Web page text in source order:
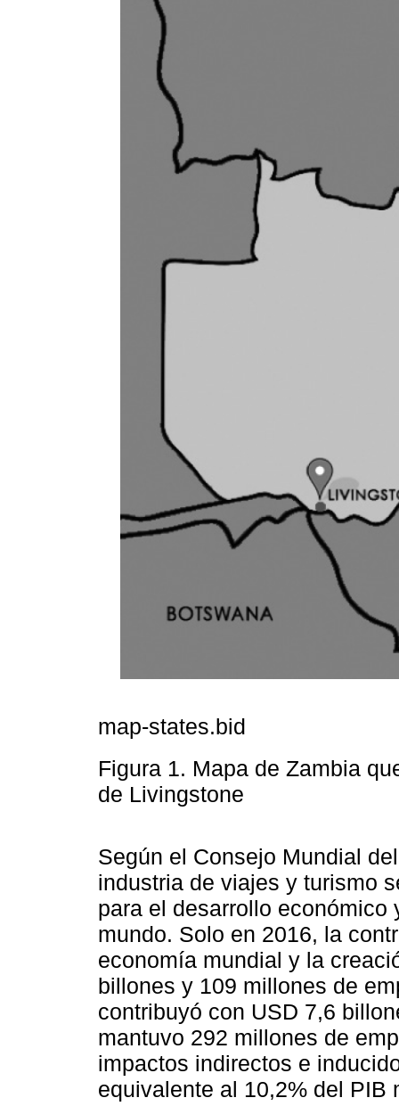
map-states.bid
Figura 1. Mapa de Zambia
de Livingstone
Según el Consejo Mundial
industria de viajes y turismo
para el desarrollo
mundo. Solo en 2016, la
economía mundial y la
billones y 109 millones de
contribuyó con USD 7,6
mantuvo 292 millones de
impactos indirectos e
equivalente al 10,2% del PIB